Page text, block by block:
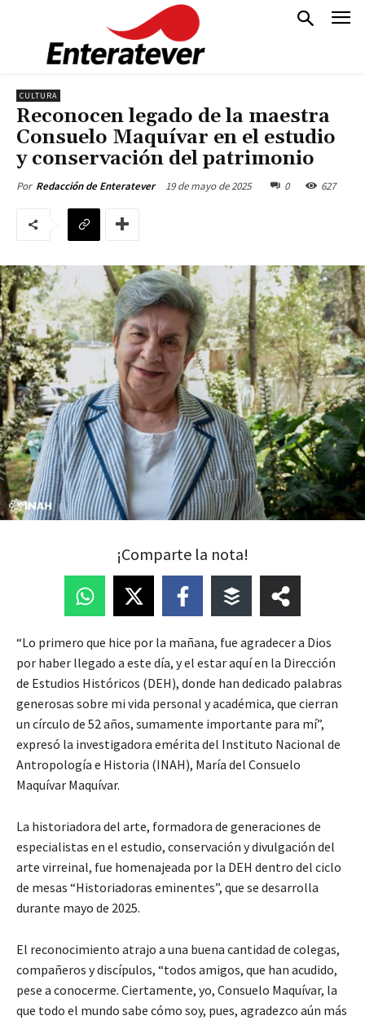
CULTURA
Reconocen legado de la maestra
Consuelo Maquívar en el estudio
y conservación del patrimonio
Por Redacción de Enteratever 19 de mayo de 2025 0 627
¡Comparte la nota!
“Lo primero que hice por la mañana, fue agradecer a Dios
por haber llegado a este día, y el estar aquí en la Dirección
de Estudios Históricos (DEH), donde han dedicado palabras
generosas sobre mi vida personal y académica, que cierran
un círculo de 52 años, sumamente importante para mí”,
expresó la investigadora emérita del Instituto Nacional de
Antropología e Historia (INAH), María del Consuelo
Maquívar Maquívar.
La historiadora del arte, formadora de generaciones de
especialistas en el estudio, conservación y divulgación del
arte virreinal, fue homenajeada por la DEH dentro del ciclo
de mesas “Historiadoras eminentes”, que se desarrolla
durante mayo de 2025.
El reconocimiento atrajo a una buena cantidad de colegas,
compañeros y discípulos, “todos amigos, que han acudido,
pese a conocerme. Ciertamente, yo, Consuelo Maquívar, la
que todo el mundo sabe cómo soy, pues, agradezco aún más